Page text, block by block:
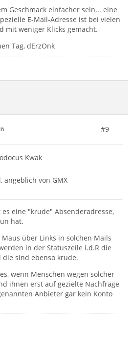
Geschmack einfacher sein... eine
E-Mail-Adresse ist bei vielen
mit weniger Klicks gemacht.
Tag, dErzOnk
#9
Kwak
angeblich von GMX
eine "krude" Absenderadresse,
hat.
über Links in solchen Mails
in der Statuszeile i.d.R die
die sind ebenso krude.
wenn Menschen wegen solcher
ihnen erst auf gezielte Nachfrage
Anbieter gar kein Konto